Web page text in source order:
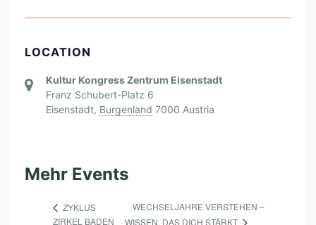
LOCATION
Kultur Kongress Zentrum Eisenstadt
Franz Schubert-Platz 6
Eisenstadt, Burgenland 7000 Austria
Mehr Events
ZYKLUS
ZIRKEL BADEN
WECHSELJAHRE VERSTEHEN –
WISSEN, DAS DICH STÄRKT